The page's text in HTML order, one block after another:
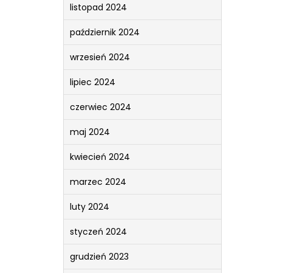
listopad 2024
październik 2024
wrzesień 2024
lipiec 2024
czerwiec 2024
maj 2024
kwiecień 2024
marzec 2024
luty 2024
styczeń 2024
grudzień 2023